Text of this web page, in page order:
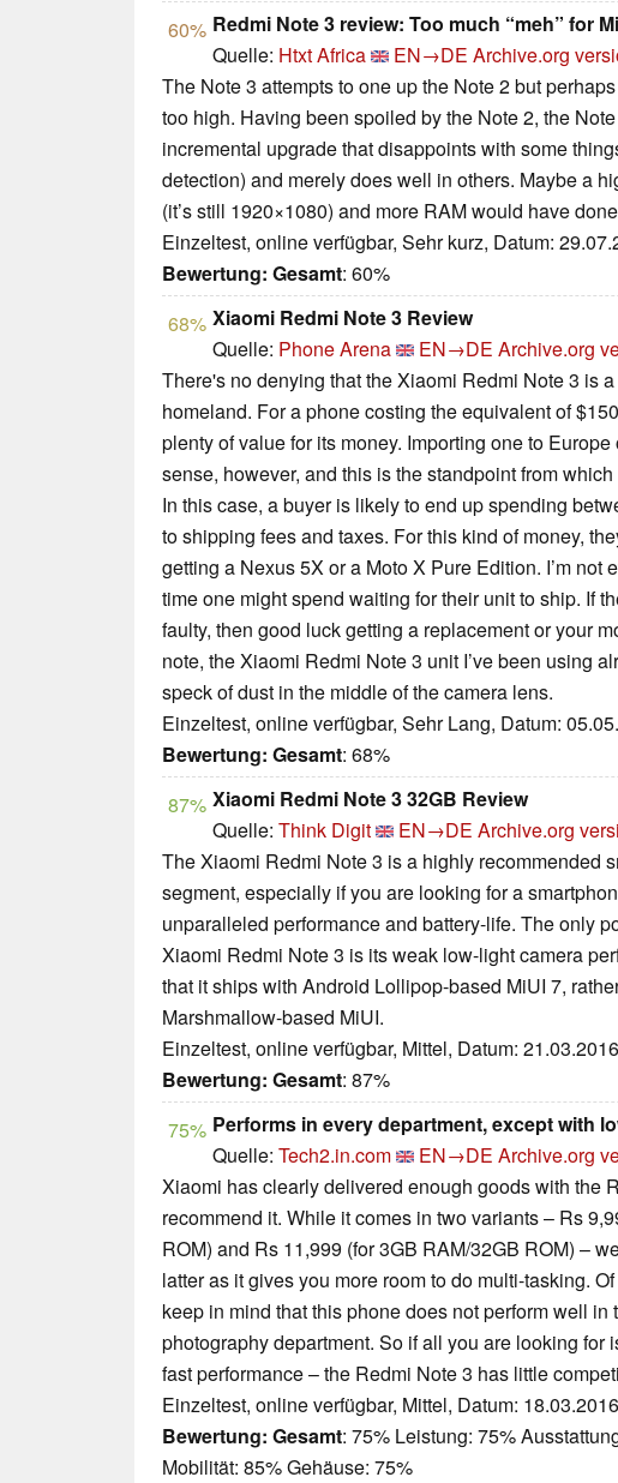
60% Redmi Note 3 review: Too much “meh” for Mi
Quelle: Htxt Africa EN→DE Archive.org
The Note 3 attempts to one up the Note 2 but
too high. Having been spoiled by the Note 2, the
incremental upgrade that disappoints with some
detection) and merely does well in others. Maybe a
(it’s still 1920×1080) and more RAM would have
Einzeltest, online verfügbar, Sehr kurz, Datum:
Bewertung: Gesamt: 60%
68% Xiaomi Redmi Note 3 Review
Quelle: Phone Arena EN→DE Archive.org
There's no denying that the Xiaomi Redmi Note 3 is
homeland. For a phone costing the equivalent of
plenty of value for its money. Importing one to
sense, however, and this is the standpoint from
In this case, a buyer is likely to end up spending
to shipping fees and taxes. For this kind of money,
getting a Nexus 5X or a Moto X Pure Edition. I’m not
time one might spend waiting for their unit to ship. If
faulty, then good luck getting a replacement or your
note, the Xiaomi Redmi Note 3 unit I’ve been using
speck of dust in the middle of the camera lens.
Einzeltest, online verfügbar, Sehr Lang, Datum:
Bewertung: Gesamt: 68%
87% Xiaomi Redmi Note 3 32GB Review
Quelle: Think Digit EN→DE Archive.org
The Xiaomi Redmi Note 3 is a highly recommended
segment, especially if you are looking for a
unparalleled performance and battery-life. The only
Xiaomi Redmi Note 3 is its weak low-light camera
that it ships with Android Lollipop-based MiUI 7,
Marshmallow-based MiUI.
Einzeltest, online verfügbar, Mittel, Datum: 21.03.2016
Bewertung: Gesamt: 87%
75% Performs in every department, except with
Quelle: Tech2.in.com EN→DE Archive.org
Xiaomi has clearly delivered enough goods with the
recommend it. While it comes in two variants – Rs
ROM) and Rs 11,999 (for 3GB RAM/32GB ROM) –
latter as it gives you more room to do multi-tasking.
keep in mind that this phone does not perform well in
photography department. So if all you are looking for
fast performance – the Redmi Note 3 has little
Einzeltest, online verfügbar, Mittel, Datum: 18.03.2016
Bewertung: Gesamt: 75% Leistung: 75%
Mobilität: 85% Gehäuse: 75%